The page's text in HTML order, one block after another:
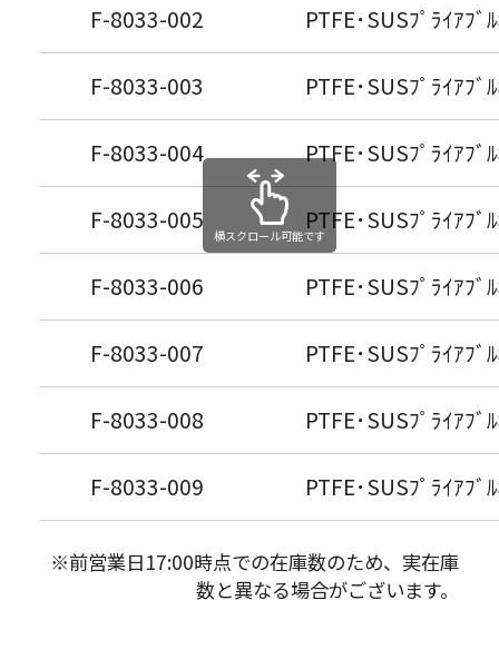
F-8033-002 PTFE･SUSﾌﾟﾗｲｱﾌ
F-8033-003 PTFE･SUSﾌﾟﾗｲｱﾌ
F-8033-004 PTFE･SUSﾌﾟﾗｲｱﾌ
F-8033-005 PTFE･SUSﾌﾟﾗｲｱﾌ
F-8033-006 PTFE･SUSﾌﾟﾗｲｱﾌ
F-8033-007 PTFE･SUSﾌﾟﾗｲｱﾌ
F-8033-008 PTFE･SUSﾌﾟﾗｲｱﾌ
F-8033-009 PTFE･SUSﾌﾟﾗｲｱﾌ
横スクロール可能です
※前営業日17:00時点での在庫数のため、実在庫
数と異なる場合がございます。